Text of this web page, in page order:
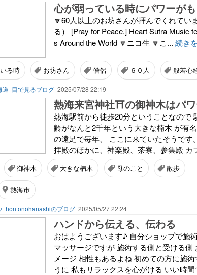
心が弱っている時にパワーが
🔽60人以上のお坊さんが拝んでくれてい
る） [Pray for Peace.] Heart Sutra Music
s Around the World 🔽ニコ生 🔽こ... 続き
る時 お坊さん 僧侶 ６０人 般若心
道 目で見るブログ 2025/07/28 22:19
熱海来宮神社⛩️の御神木はパワ
熱海駅前から徒歩20分ということなので
齢がなんと2千年という大きな楠木 が有
の遠足で毎年、 ここに来ていたそうです
拝殿のほかに、神楽殿、茶寮、参集殿 カ
御神木 大きな楠木 母のこと 散歩
熱海市
hontonohanashiのブログ 2025/05/27 22:24
ハンドから伝える、伝わる
おはようございます♪ 自分ショップで施
マッサージですが 施術する側と受ける
メージ 相性もあるよね 初めての方に施
うに 私もリラックスを心がける いい時間